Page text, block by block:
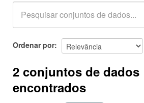
Grupos
Sobre
Ordenar por
2 conjuntos de dados
encontrados